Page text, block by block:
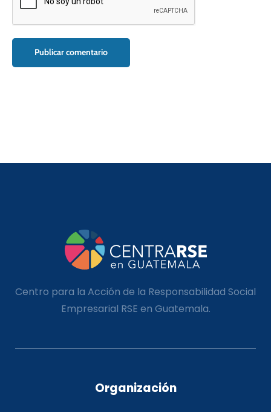
Centro para la Acción de la Responsabilidad Social
Empresarial RSE en Guatemala.
Organización